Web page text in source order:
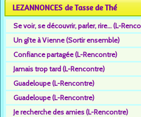
LEZANNONCES de Tasse de Thé
Se voir, se découvrir, parler, rire... (L-
Un gîte à Vienne (Sortir ensemble)
Confiance partagée (L-Rencontre)
Jamais trop tard (L-Rencontre)
Guadeloupe (L-Rencontre)
Guadeloupe (L-Rencontre)
Je recherche des amies (L-Rencontre)